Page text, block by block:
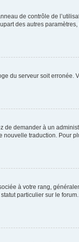
de contrôle de
des autres paramètres,
du serveur soit
demander à un
traduction. Pour
à votre rang,
particulier sur le